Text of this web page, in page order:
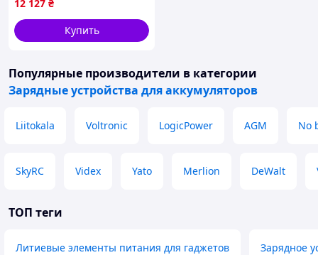
батарей SKU_LP20307
12 127 ₴
Купить
Популярные производители в категории
Зарядные устройства для аккумуляторов
Liitokala Voltronic LogicPower AGM No
SkyRC Videx Yato Merlion DeWalt
ТОП теги
Литиевые элементы питания для гаджетов Зарядное